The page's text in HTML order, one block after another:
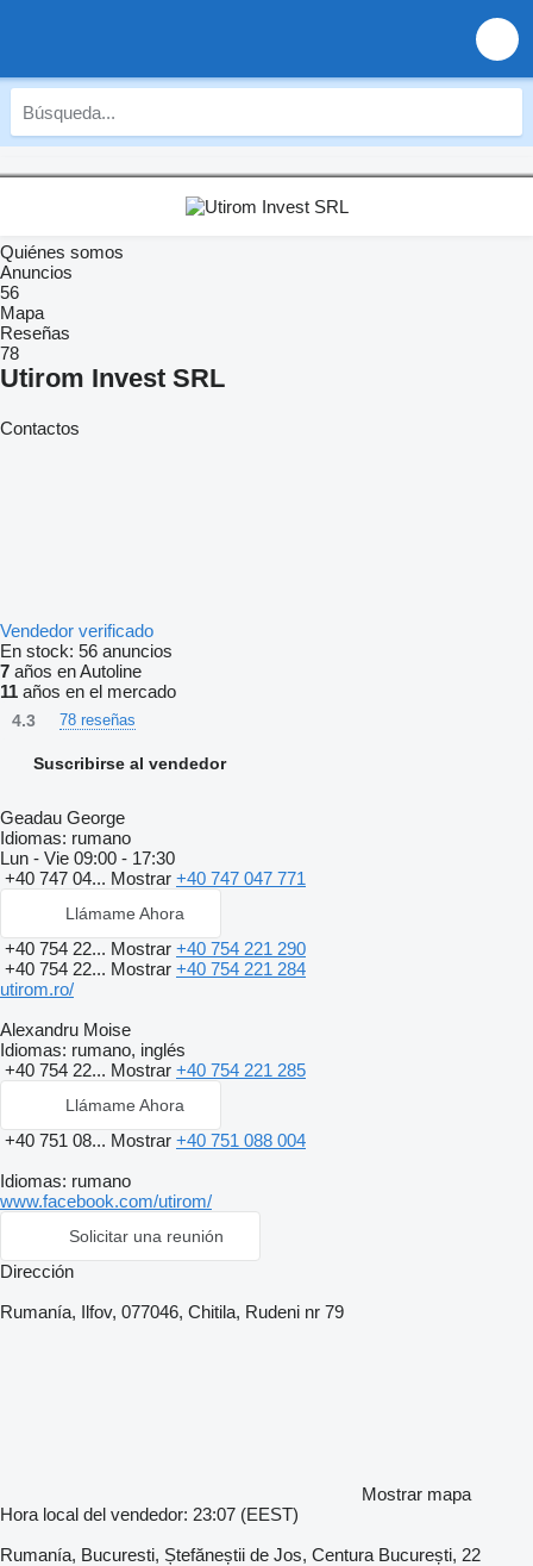
Quiénes somos
Anuncios
56
Mapa
Reseñas
78
Utirom Invest SRL
Contactos
Vendedor verificado
En stock: 56 anuncios
7 años en Autoline
11 años en el mercado
4.3 78 reseñas
Suscribirse al vendedor
Geadau George
Idiomas: rumano
Lun - Vie 09:00 - 17:30
+40 747 04... Mostrar +40 747 047 771
Llámame Ahora
+40 754 22... Mostrar +40 754 221 290
+40 754 22... Mostrar +40 754 221 284
utirom.ro/
Alexandru Moise
Idiomas: rumano, inglés
+40 754 22... Mostrar +40 754 221 285
Llámame Ahora
+40 751 08... Mostrar +40 751 088 004
Idiomas: rumano
www.facebook.com/utirom/
Solicitar una reunión
Dirección
Rumanía, Ilfov, 077046, Chitila, Rudeni nr 79
Mostrar mapa
Hora local del vendedor: 23:07 (EEST)
Rumanía, Bucuresti, Ștefăneștii de Jos, Centura București, 22